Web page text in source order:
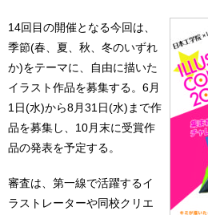
14回⽬の開催となる今回は、
季節(春、夏、秋、冬のいずれ
か)をテーマに、⾃由に描いた
イラスト作品を募集する。6⽉
1⽇(⽔)から8⽉31⽇(⽔)まで作
品を募集し、10⽉末に受賞作
品の発表を予定する。
審査は、第⼀線で活躍するイ
ラストレーターや同校クリエ